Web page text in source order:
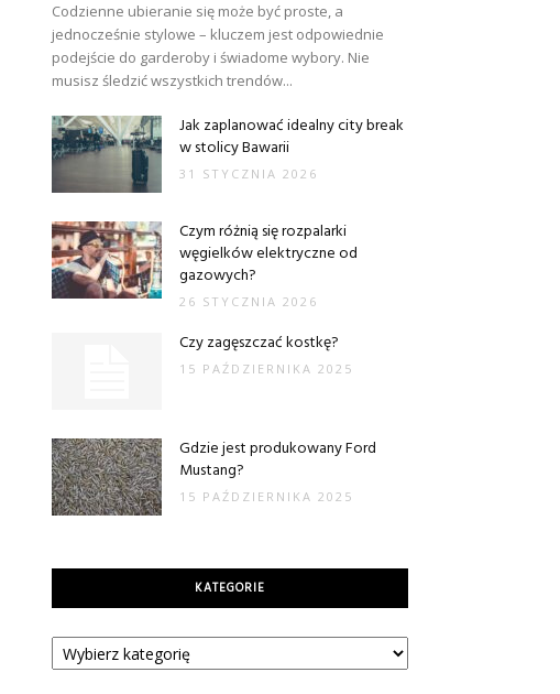
Codzienne ubieranie się może być proste, a
jednocześnie stylowe – kluczem jest odpowiednie
podejście do garderoby i świadome wybory. Nie
musisz śledzić wszystkich trendów...
Jak zaplanować idealny city break
w stolicy Bawarii
31 STYCZNIA 2026
Czym różnią się rozpalarki
węgielków elektryczne od
gazowych?
26 STYCZNIA 2026
Czy zagęszczać kostkę?
15 PAŹDZIERNIKA 2025
Gdzie jest produkowany Ford
Mustang?
15 PAŹDZIERNIKA 2025
KATEGORIE
Kategorie